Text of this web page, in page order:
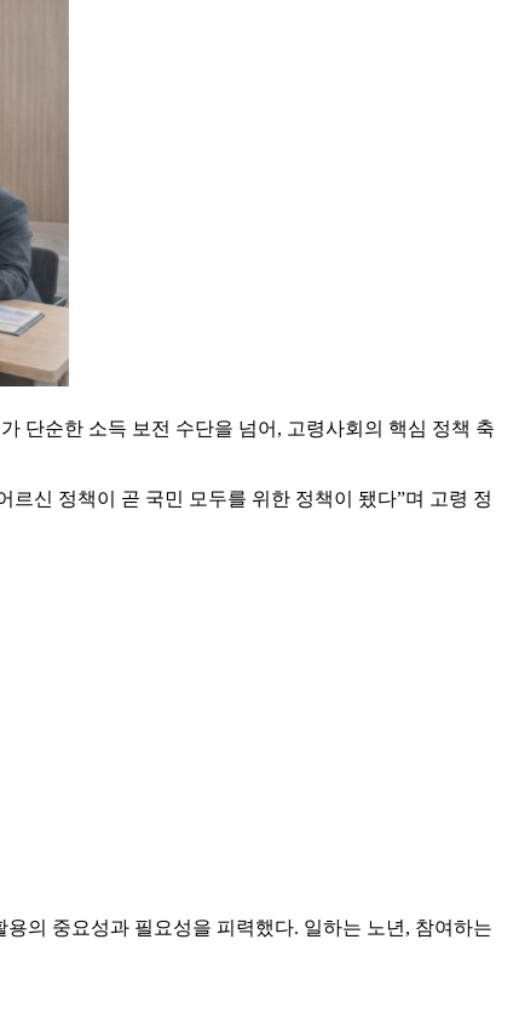
단순한 소득 보전 수단을 넘어, 고령사회의 핵심 정책 축
신 정책이 곧 국민 모두를 위한 정책이 됐다”며 고령 정
의 중요성과 필요성을 피력했다. 일하는 노년, 참여하는